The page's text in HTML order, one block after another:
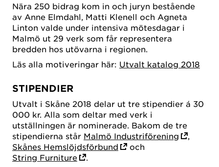
Nära 250 bidrag kom in och juryn bestående
av Anne Elmdahl, Matti Klenell och Agneta
Linton valde under intensiva mötesdagar i
Malmö ut 29 verk som får representera
bredden hos utövarna i regionen.
Läs alla motiveringar här: Utvalt katalog 2018
STIPENDIER
Utvalt i Skåne 2018 delar ut tre stipendier á 30
000 kr. Alla som deltar med verk i
utställningen är nominerade. Bakom de tre
stipendierna står Malmö Industriförening
Skånes Hemslöjdsförbund
och
String Furniture